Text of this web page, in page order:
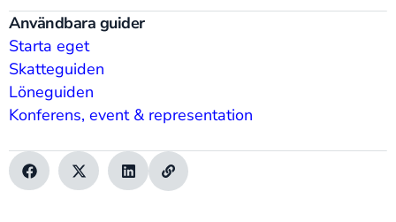
Användbara guider
Starta eget
Skatteguiden
Löneguiden
Konferens, event & representation